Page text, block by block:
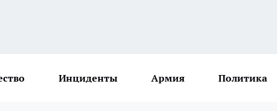
Инциденты Армия Политика